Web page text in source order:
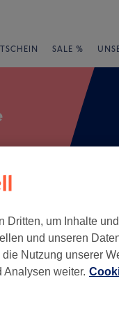
SALE %
Bewertung
+
Dritten, um Inhalte
und unseren
Nutzung unserer
Analysen weiter.